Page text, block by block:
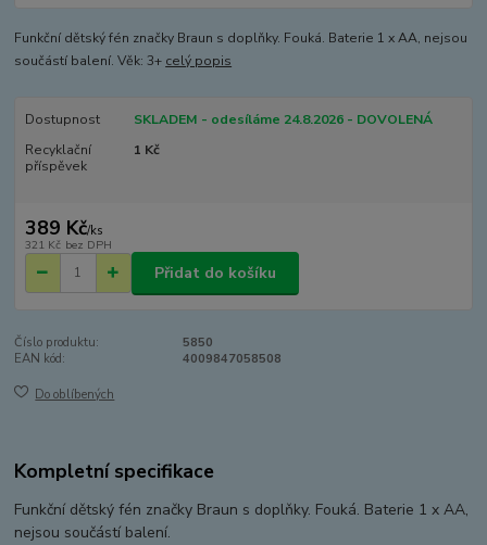
Funkční dětský fén značky Braun s doplňky. Fouká. Baterie 1 x AA, nejsou
součástí balení. Věk: 3+ celý popis
Dostupnost
SKLADEM - odesíláme 24.8.2026 - DOVOLENÁ
Recyklační
příspěvek
1 Kč
389 Kč/ks
321 Kč bez DPH
Přidat do košíku
Číslo produktu:
5850
EAN kód:
4009847058508
Do oblíbených
Kompletní specifikace
Funkční dětský fén značky Braun s doplňky. Fouká. Baterie 1 x AA,
nejsou součástí balení.